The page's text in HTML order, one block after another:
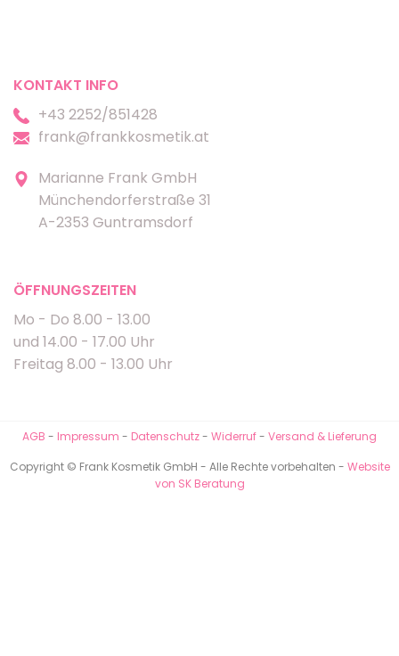
KONTAKT INFO
+43 2252/851428
frank@frankkosmetik.at
Marianne Frank GmbH
Münchendorferstraße 31
A-2353 Guntramsdorf
ÖFFNUNGSZEITEN
Mo - Do 8.00 - 13.00
und 14.00 - 17.00 Uhr
Freitag 8.00 - 13.00 Uhr
AGB - Impressum - Datenschutz- Widerruf- Versand & Lieferung
Copyright © Frank Kosmetik GmbH - Alle Rechte vorbehalten - Website
von SK Beratung